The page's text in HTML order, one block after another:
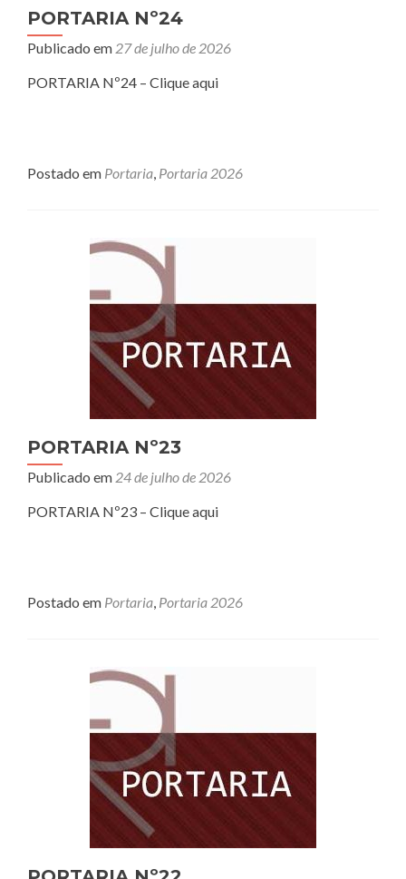
PORTARIA Nº24
Publicado em 27 de julho de 2026
PORTARIA Nº24 – Clique aqui
Postado em Portaria, Portaria 2026
PORTARIA Nº23
Publicado em 24 de julho de 2026
PORTARIA Nº23 – Clique aqui
Postado em Portaria, Portaria 2026